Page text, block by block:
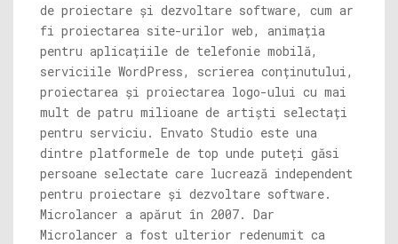
de proiectare și dezvoltare software, cum ar
fi proiectarea site-urilor web, animația
pentru aplicațiile de telefonie mobilă,
serviciile WordPress, scrierea conținutului,
proiectarea și proiectarea logo-ului cu mai
mult de patru milioane de artiști selectați
pentru serviciu. Envato Studio este una
dintre platformele de top unde puteți găsi
persoane selectate care lucrează independent
pentru proiectare și dezvoltare software.
Microlancer a apărut în 2007. Dar
Microlancer a fost ulterior redenumit ca